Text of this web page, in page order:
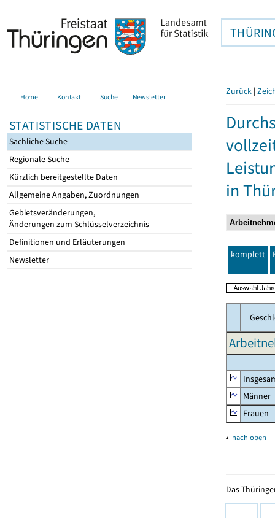
Home Kontakt Suche Newsletter
STATISTISCHE DATEN
Sachliche Suche
Regionale Suche
Kürzlich bereitgestellte Daten
Allgemeine Angaben, Zuordnungen
Gebietsveränderungen,
Änderungen zum Schlüsselverzeichnis
Definitionen und Erläuterungen
Newsletter
Zurück |
in
komplett
Männer
Frauen
▴ nach oben
Das